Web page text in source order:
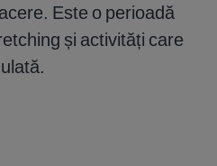
Este o perioadă
și activități care